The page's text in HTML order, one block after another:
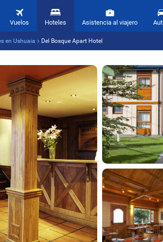
Vuelos Hoteles Asistencia al viajero
en Ushuaia Del Bosque Apart Hotel